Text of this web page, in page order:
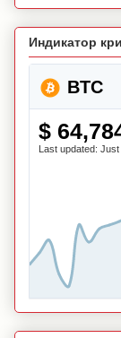
Индикатор
BTC
$
Last updated: Just